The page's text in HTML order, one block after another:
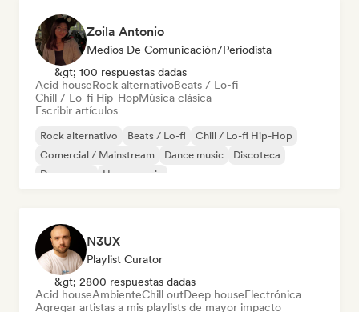
Zoila Antonio
Medios De Comunicación/Periodista
&gt; 100 respuestas dadas
Acid houseRock alternativoBeats / Lo-fi
Chill / Lo-fi Hip-HopMúsica clásica
Escribir artículos
Rock alternativo Beats / Lo-fi
Chill / Lo-fi Hip-Hop
Comercial / Mainstream
Dance music
Discoteca
Dream pop
House music
N3UX
Playlist Curator
&gt; 2800 respuestas dadas
Acid houseAmbienteChill outDeep houseElectrónica
Agregar artistas a mis playlists de mayor impacto